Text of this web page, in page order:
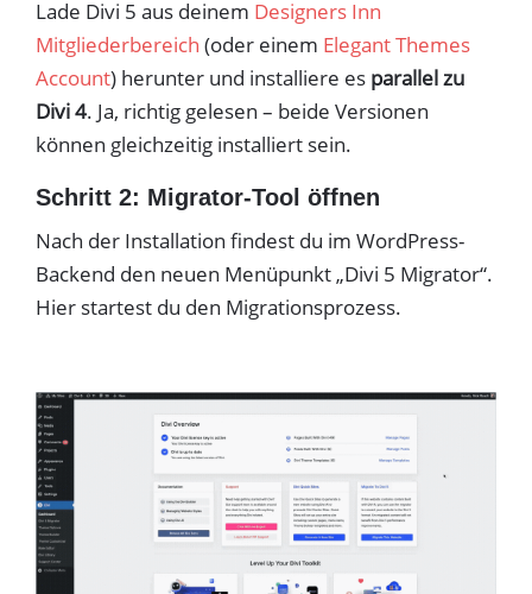
Lade Divi 5 aus deinem Designers Inn
Mitgliederbereich (oder einem Elegant Themes
Account) herunter und installiere es parallel zu
Divi 4. Ja, richtig gelesen – beide Versionen
können gleichzeitig installiert sein.
Schritt 2: Migrator-Tool öffnen
Nach der Installation findest du im WordPress-
Backend den neuen Menüpunkt „Divi 5 Migrator“.
Hier startest du den Migrationsprozess.